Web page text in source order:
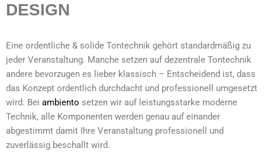
DESIGN
Eine ordentliche & solide Tontechnik gehört standardmäßig zu
jeder Veranstaltung. Manche setzen auf dezentrale Tontechnik
andere bevorzugen es lieber klassisch – Entscheidend ist, dass
das Konzept ordentlich durchdacht und professionell umgesetzt
wird. Bei ambiento setzen wir auf leistungsstarke moderne
Technik, alle Komponenten werden genau auf einander
abgestimmt damit Ihre Veranstaltung professionell und
zuverlässig beschallt wird.